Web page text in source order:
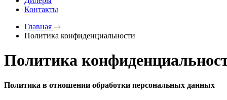
Контакты
Главная
Политика конфиденциальности
Политика
Политика в отношении обработки персональных данных